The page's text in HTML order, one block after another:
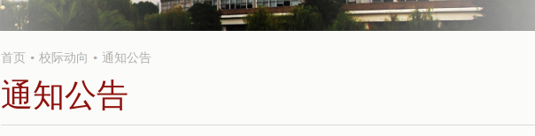
首页 校际动向 通知公告
通知公告